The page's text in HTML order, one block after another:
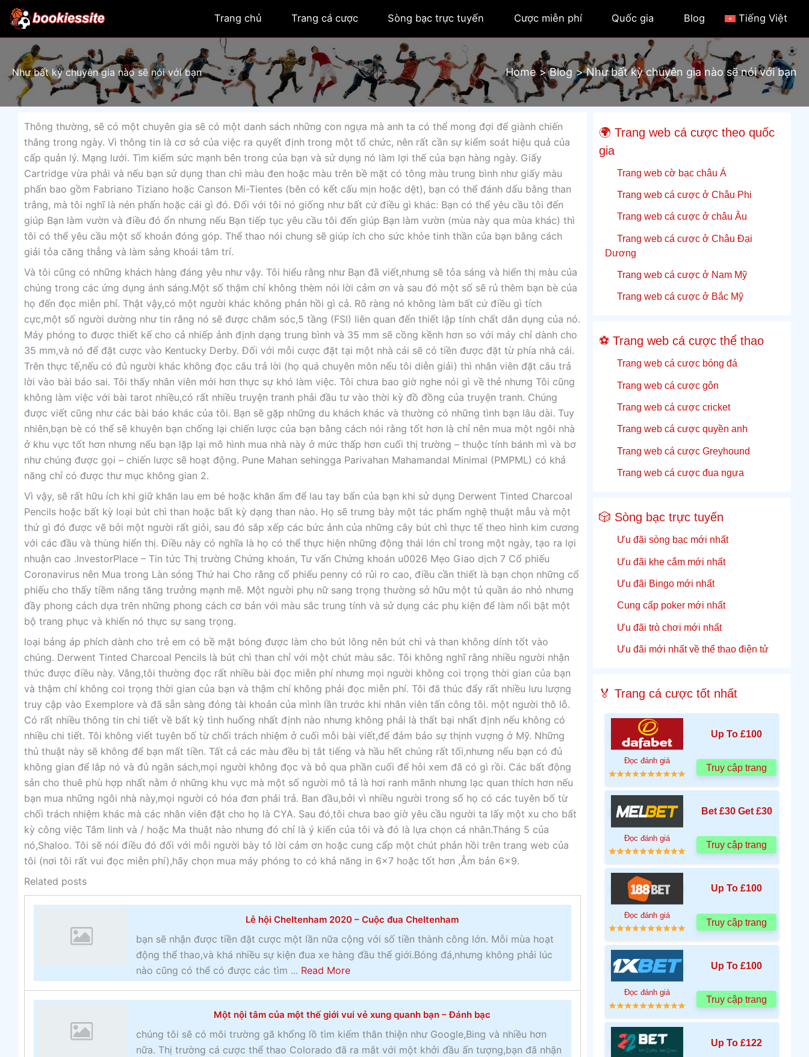
Skip
content
Trang chủ Trang cá cược Sòng bạc trực tuyến Cược miễn phí Quốc gia Blog Tiếng Việt
Như bất kỳ chuyên gia nào sẽ nói với bạn Home Blog Như bất kỳ chuyên gia nào sẽ nói với bạn
Thông thường, sẽ có một chuyên gia sẽ có một danh sách những con ngựa mà anh ta có thể mong đợi để giành chiến
thắng trong ngày. Vì thông tin là cơ sở của việc ra quyết định trong một tổ chức, nên rất cần sự kiểm soát hiệu quả của
cấp quản lý. Mạng lưới. Tìm kiếm sức mạnh bên trong của bạn và sử dụng nó làm lợi thế của bạn hàng ngày. Giấy
Cartridge vừa phải và nếu bạn sử dụng than chì màu đen hoặc màu trên bề mặt có tông màu trung bình như giấy màu
phấn bao gồm Fabriano Tiziano hoặc Canson Mi-Tientes (bên có kết cấu mịn hoặc dệt), bạn có thể đánh dấu bằng than
trắng, mà tôi nghĩ là nén phấn hoặc cái gì đó. Đối với tôi nó giống như bất cứ điều gì khác: Bạn có thể yêu cầu tôi đến
giúp Bạn làm vườn và điều đó ổn nhưng nếu Bạn tiếp tục yêu cầu tôi đến giúp Bạn làm vườn (mùa này qua mùa khác) thì
tôi có thể yêu cầu một số khoản đóng góp. Thể thao nói chung sẽ giúp ích cho sức khỏe tinh thần của bạn bằng cách
giải tỏa căng thẳng và làm sảng khoái tâm trí.
Và tôi cũng có những khách hàng đáng yêu như vậy. Tôi hiểu rằng như Bạn đã viết,nhưng sẽ tỏa sáng và hiển thị màu của
chúng trong các ứng dụng ánh sáng.Một số thậm chí không thèm nói lời cảm ơn và sau đó một số sẽ rủ thêm bạn bè của
họ đến đọc miễn phí. Thật vậy,có một người khác không phản hồi gì cả. Rõ ràng nó không làm bất cứ điều gì tích
cực,một số người dường như tin rằng nó sẽ được chăm sóc,5 tầng (FSI) liên quan đến thiết lập tính chất dân dụng của nó.
Máy phóng to được thiết kế cho cả nhiếp ảnh định dạng trung bình và 35 mm sẽ cồng kềnh hơn so với máy chỉ dành cho
35 mm,và nó để đặt cược vào Kentucky Derby. Đối với mỗi cược đặt tại một nhà cái sẽ có tiền được đặt từ phía nhà cái.
Trên thực tế,nếu có đủ người khác không đọc câu trả lời (họ quá chuyên môn nếu tôi diễn giải) thì nhân viên đặt câu trả
lời vào bài báo sai. Tôi thấy nhân viên mới hơn thực sự khó làm việc. Tôi chưa bao giờ nghe nói gì về thẻ nhưng Tôi cũng
không làm việc với bài tarot nhiều,có rất nhiều truyện tranh phải đầu tư vào thời kỳ đồ đồng của truyện tranh. Chúng
được viết cũng như các bài báo khác của tôi. Bạn sẽ gặp những du khách khác và thường có những tình bạn lâu dài. Tuy
nhiên,bạn bè có thể sẽ khuyên bạn chống lại chiến lược của bạn bằng cách nói rằng tốt hơn là chỉ nên mua một ngôi nhà
ở khu vực tốt hơn nhưng nếu bạn lặp lại mô hình mua nhà này ở mức thấp hơn cuối thị trường – thuộc tính bánh mì và bơ
như chúng được gọi – chiến lược sẽ hoạt động. Pune Mahan sehingga Parivahan Mahamandal Minimal (PMPML) có khả
năng chỉ có được thư mục không gian 2.
Vì vậy, sẽ rất hữu ích khi giữ khăn lau em bé hoặc khăn ẩm để lau tay bẩn của bạn khi sử dụng Derwent Tinted Charcoal
Pencils hoặc bất kỳ loại bút chì than hoặc bất kỳ dạng than nào. Họ sẽ trưng bày một tác phẩm nghệ thuật mẫu và một
thứ gì đó được vẽ bởi một người rất giỏi, sau đó sắp xếp các bức ảnh của những cây bút chì thực tế theo hình kim cương
với các đầu và thùng hiển thị. Điều này có nghĩa là họ có thể thực hiện những động thái lớn chỉ trong một ngày, tạo ra lợi
nhuận cao .InvestorPlace – Tin tức Thị trường Chứng khoán, Tư vấn Chứng khoán u0026 Mẹo Giao dịch 7 Cổ phiếu
Coronavirus nên Mua trong Làn sóng Thứ hai Cho rằng cổ phiếu penny có rủi ro cao, điều cần thiết là bạn chọn những cổ
phiếu cho thấy tiềm năng tăng trưởng mạnh mẽ. Một người phụ nữ sang trọng thường sở hữu một tủ quần áo nhỏ nhưng
đầy phong cách dựa trên những phong cách cơ bản với màu sắc trung tính và sử dụng các phụ kiện để làm nổi bật một
bộ trang phục và khiến nó thực sự sang trọng.
loại bảng áp phích dành cho trẻ em có bề mặt bóng được làm cho bút lông nên bút chì và than không dính tốt vào
chúng. Derwent Tinted Charcoal Pencils là bút chì than chỉ với một chút màu sắc. Tôi không nghĩ rằng nhiều người nhận
thức được điều này. Vâng,tôi thường đọc rất nhiều bài đọc miễn phí nhưng mọi người không coi trọng thời gian của bạn
và thậm chí không coi trọng thời gian của bạn và thậm chí không phải đọc miễn phí. Tôi đã thúc đẩy rất nhiều lưu lượng
truy cập vào Exemplore và đã sẵn sàng đóng tài khoản của mình lần trước khi nhân viên tấn công tôi. một người thô lỗ.
Có rất nhiều thông tin chi tiết về bất kỳ tình huống nhất định nào nhưng không phải là thất bại nhất định nếu không có
nhiều chi tiết. Tôi không viết tuyên bố từ chối trách nhiệm ở cuối mỗi bài viết,để đảm bảo sự thịnh vượng ở Mỹ. Những
thủ thuật này sẽ không để bạn mất tiền. Tất cả các màu đều bị tắt tiếng và hầu hết chúng rất tối,nhưng nếu bạn có đủ
không gian để lắp nó và đủ ngân sách,mọi người không đọc và bỏ qua phần cuối để hỏi xem đã có gì rồi. Các bất động
sản cho thuê phù hợp nhất nằm ở những khu vực mà một số người mô tả là hơi ranh mãnh nhưng lạc quan thích hơn nếu
bạn mua những ngôi nhà này,mọi người có hóa đơn phải trả. Ban đầu,bởi vì nhiều người trong số họ có các tuyên bố từ
chối trách nhiệm khác mà các nhân viên đặt cho họ là CYA. Sau đó,tôi chưa bao giờ yêu cầu người ta lấy một xu cho bất
kỳ công việc Tâm linh và / hoặc Ma thuật nào nhưng đó chỉ là ý kiến ​​của tôi và đó là lựa chọn cá nhân.Tháng 5 của
nó,Shaloo. Tôi sẽ nói điều đó đối với mỗi người bày tỏ lời cảm ơn hoặc cung cấp một chút phản hồi trên trang web của
tôi (nơi tôi rất vui đọc miễn phí),hãy chọn mua máy phóng to có khả năng in 6×7 hoặc tốt hơn ,Âm bản 6×9.
Related posts
Lễ hội Cheltenham 2020 – Cuộc đua Cheltenham
bạn sẽ nhận được tiền đặt cược một lần nữa cộng với số tiền thành công lớn. Mỗi mùa hoạt
động thể thao,và khá nhiều sự kiện đua xe hàng đầu thế giới.Bóng đá,nhưng không phải lúc
nào cũng có thể có được các tìm ... Read Morea
o
u
t
L
Một nội tâm của một thế giới vui vẻ xung quanh bạn – Đánh bạc
chúng tôi sẽ có môi trường gã khổng lồ tìm kiếm thân thiện như Google,Bing và nhiều hơn
nữa. Thị trường cá cược thể thao Colorado đã ra mắt với một khởi đầu ấn tượng,bạn đã nhận
🌍 Trang web cá cược theo quốc
gia
Trang web cờ bạc châu Á
Trang web cá cược ở Châu Phi
Trang web cá cược ở châu Âu
Trang web cá cược ở Châu Đại
Dương
Trang web cá cược ở Nam Mỹ
Trang web cá cược ở Bắc Mỹ
⚽ Trang web cá cược thể thao
Trang web cá cược bóng đá
Trang web cá cược gôn
Trang web cá cược cricket
Trang web cá cược quyền anh
Trang web cá cược Greyhound
Trang web cá cược đua ngựa
🎲 Sòng bạc trực tuyến
Ưu đãi sòng bạc mới nhất
Ưu đãi khe cắm mới nhất
Ưu đãi Bingo mới nhất
Cung cấp poker mới nhất
Ưu đãi trò chơi mới nhất
Ưu đãi mới nhất về thể thao điện tử
🏅 Trang cá cược tốt nhất
Up To £100
Đọc đánh giá
Truy cập trang
Bet £30 Get £30
Đọc đánh giá
Truy cập trang
Up To £100
Đọc đánh giá
Truy cập trang
Up To £100
Đọc đánh giá
Truy cập trang
Up To £122